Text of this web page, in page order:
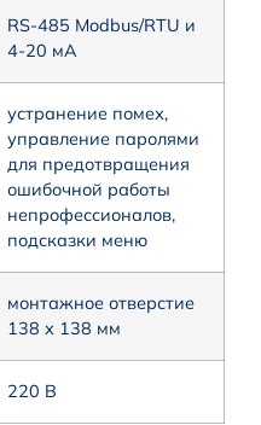
RS-485 Modbus/RTU и
4-20 мА
устранение помех,
управление паролями
для предотвращения
ошибочной работы
непрофессионалов,
подсказки меню
монтажное отверстие
138 х 138 мм
220 В